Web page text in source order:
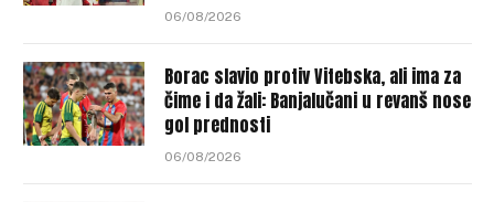
06/08/2026
Borac slavio protiv Vitebska, ali ima za
čime i da žali: Banjalučani u revanš nose
gol prednosti
06/08/2026